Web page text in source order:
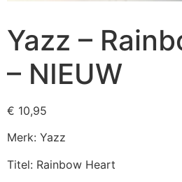
Yazz –
– NIEUW
€ 10,95
Merk: Yazz
Titel: Rainbow Heart